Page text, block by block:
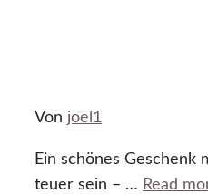
Von joel1
Ein schönes Geschenk
teuer sein – … Read